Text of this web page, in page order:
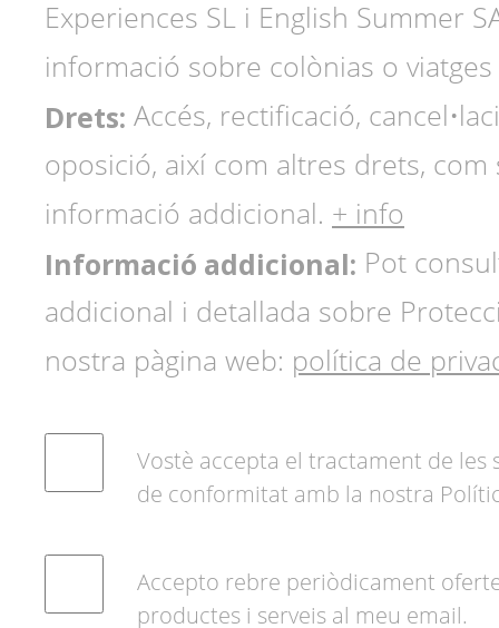
Experiences SL i English Summer
informació sobre colònias o
Drets: Accés, rectificació,
oposició, així com altres drets, com
informació addicional. + info
Informació addicional: Pot
addicional i detallada sobre
nostra pàgina web: política de
Vostè accepta el tractament de les
de conformitat amb la nostra
Accepto rebre periòdicament
productes i serveis al meu email.